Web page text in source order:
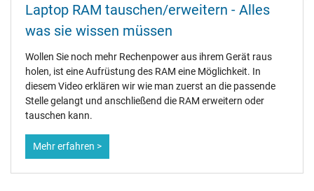
Laptop RAM tauschen/erweitern - Alles
was sie wissen müssen
Wollen Sie noch mehr Rechenpower aus ihrem Gerät raus
holen, ist eine Aufrüstung des RAM eine Möglichkeit. In
diesem Video erklären wir wie man zuerst an die passende
Stelle gelangt und anschließend die RAM erweitern oder
tauschen kann.
Mehr erfahren >